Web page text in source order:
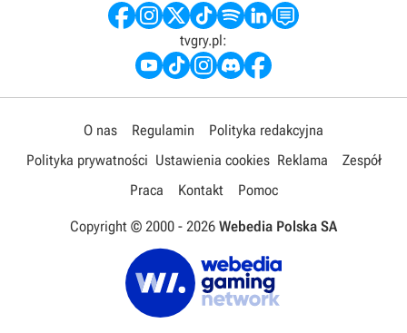
tvgry.pl:
O nas Regulamin
Polityka redakcyjna
Polityka prywatności Ustawienia cookies Reklama
Zespół
Praca
Kontakt Pomoc
Copyright © 2000 - 2026 Webedia Polska SA